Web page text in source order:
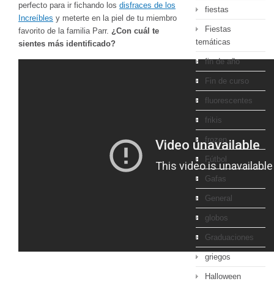
perfecto para ir fichando los disfraces de los
Increíbles y meterte en la piel de tu miembro
favorito de la familia Parr. ¿Con cuál te
sientes más identificado?
fiestas
Fiestas
temáticas
fin de año
Fin de curso
fluorescentes
frikis
frozen
Fútbol
Gafas
General
globos
Graduaciones
griegos
Halloween